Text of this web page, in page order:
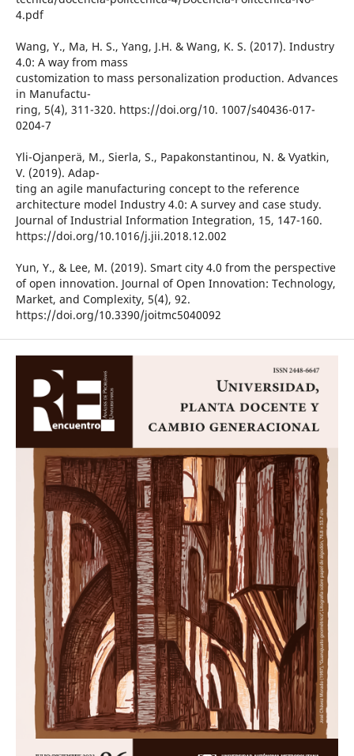
4.pdf
Wang, Y., Ma, H. S., Yang, J.H. & Wang, K. S. (2017). Industry
4.0: A way from mass
customization to mass personalization production. Advances
in Manufactu-
ring, 5(4), 311-320. https://doi.org/10. 1007/s40436-017-
0204-7
Yli-Ojanperä, M., Sierla, S., Papakonstantinou, N. & Vyatkin,
V. (2019). Adap-
ting an agile manufacturing concept to the reference
architecture model Industry 4.0: A survey and case study.
Journal of Industrial Information Integration, 15, 147-160.
https://doi.org/10.1016/j.jii.2018.12.002
Yun, Y., & Lee, M. (2019). Smart city 4.0 from the perspective
of open innovation. Journal of Open Innovation: Technology,
Market, and Complexity, 5(4), 92.
https://doi.org/10.3390/joitmc5040092